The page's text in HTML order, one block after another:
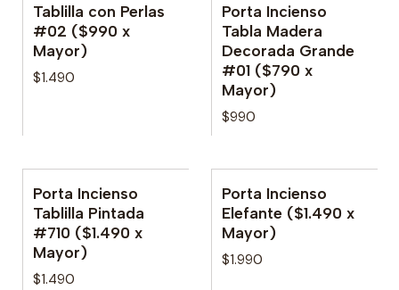
Tablilla con Perlas
#02 ($990 x
Mayor)
$1.490
Porta Incienso
Tabla Madera
Decorada Grande
#01 ($790 x
Mayor)
$990
Porta Incienso
Tablilla Pintada
#710 ($1.490 x
Mayor)
$1.490
Porta Incienso
Elefante ($1.490 x
Mayor)
$1.990